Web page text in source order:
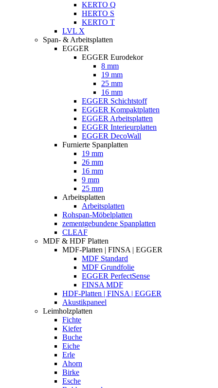
KERTO Q
HERTO S
KERTO T
LVL X
Span- & Arbeitsplatten
EGGER
EGGER Eurodekor
8 mm
19 mm
25 mm
16 mm
EGGER Schichtstoff
EGGER Kompaktplatten
EGGER Arbeitsplatten
EGGER Interieurplatten
EGGER DecoWall
Furnierte Spanplatten
19 mm
26 mm
16 mm
9 mm
25 mm
Arbeitsplatten
Arbeitsplatten
Rohspan-Möbelplatten
zementgebundene Spanplatten
CLEAF
MDF & HDF Platten
MDF-Platten | FINSA | EGGER
MDF Standard
MDF Grundfolie
EGGER PerfectSense
FINSA MDF
HDF-Platten | FINSA | EGGER
Akustikpaneel
Leimholzplatten
Fichte
Kiefer
Buche
Eiche
Erle
Ahorn
Birke
Esche